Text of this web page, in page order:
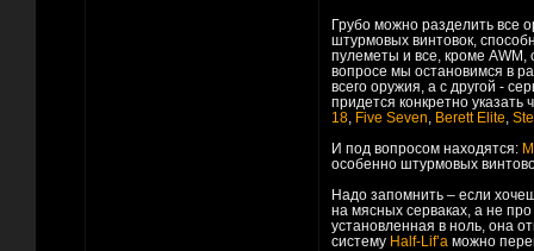
Грубо можно разделить все
штурмовых винтовок,
пулеметы и все, кроме AWM,
вопросе мы остановимся в
всего оружия, а с другой -
придется конкретно
18, Five Seven, Berett Elite,
И под вопросом находятся:
особенно штурмовых
Надо запомнить – если
на мясных серваках, а не
установленная в ноль, она
систему Half-Lif’а можно